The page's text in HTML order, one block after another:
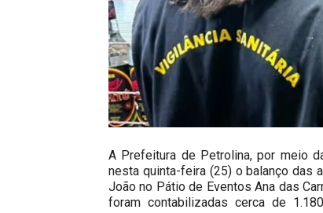
A Prefeitura de Petrolina, por meio
nesta quinta-feira (25) o balanço das
João no Pátio de Eventos Ana das
foram contabilizadas cerca de